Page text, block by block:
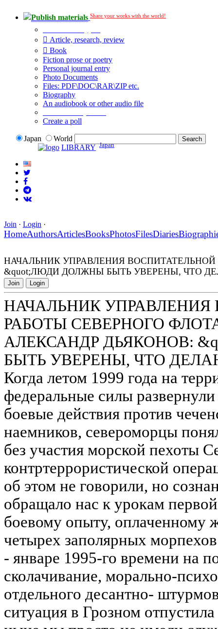
Publish materials Share your works with the world!
Article, research, review
Book
Fiction prose or poetry
Personal journal entry
Photo Documents
Files: PDF\DOC\RAR\ZIP etc.
Biography
An audiobook or other audio file
Create a poll
Japan
World
LIBRARY Japan
Join · Login ·
HomeAuthorsArticlesBooksPhotosFilesDiaries
НАЧАЛЬНИК УПРАВЛЕНИЯ
&quot;ЛЮДИ ДОЛЖНЫ БЫТЬ УВЕРЕНЫ, ЧТО
Join Login
НАЧАЛЬНИК УПРАВЛЕНИЯ
РАБОТЫ СЕВЕРНОГО
АЛЕКСАНДР ДЬЯКОНОВ:
БЫТЬ УВЕРЕНЫ, ЧТО
Когда летом 1999 года на
федеральные силы
боевые действия против
наемников, североморцы
без участия морской пехоты
контртеррористической
об этом не говорили, но
обращало нас к урокам
боевому опыту, оплаченному
четырех заполярных
- январе 1995-го времени на
сколачивание, морально-
отдельного десантно-
ситуация в Грозном